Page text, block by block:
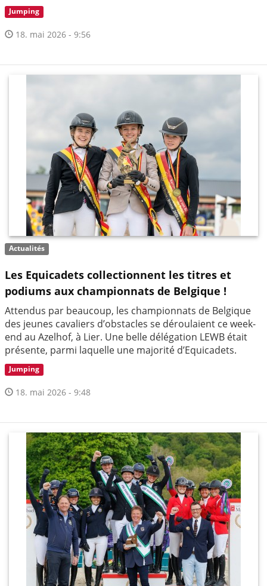
Jumping
18. mai 2026 - 9:56
Actualités
Les Equicadets collectionnent les titres et
podiums aux championnats de Belgique !
Attendus par beaucoup, les championnats de Belgique
des jeunes cavaliers d’obstacles se déroulaient ce week-
end au Azelhof, à Lier. Une belle délégation LEWB était
présente, parmi laquelle une majorité d’Equicadets.
Jumping
18. mai 2026 - 9:48